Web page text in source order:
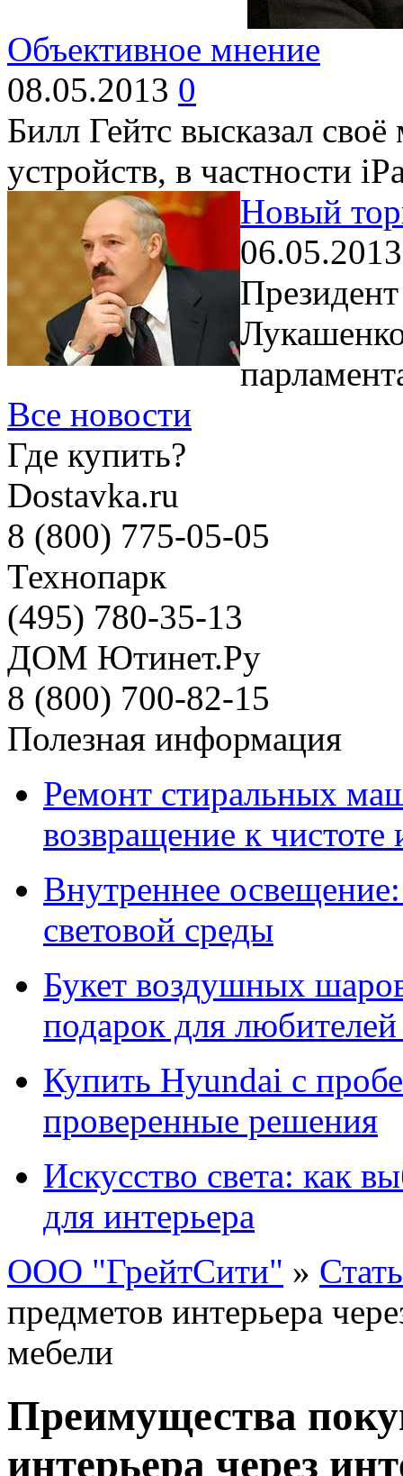
Объективное мнение
08.05.2013 0
Билл Гейтс высказал
устройств, в частности
Новый
Все новости
Где купить?
Dostavka.ru
8 (800) 775-05-05
Технопарк
(495) 780-35-13
ДОМ Ютинет.Ру
8 (800) 700-82-15
Полезная информация
Ремонт стиральных
возвращение к
Внутреннее
световой среды
Букет воздушных
подарок для любителей
Купить Hyundai с
проверенные решения
Искусство света: как
для интерьера
ООО "ГрейтСити" »
предметов интерьера
мебели
Преимущества
интерьера через